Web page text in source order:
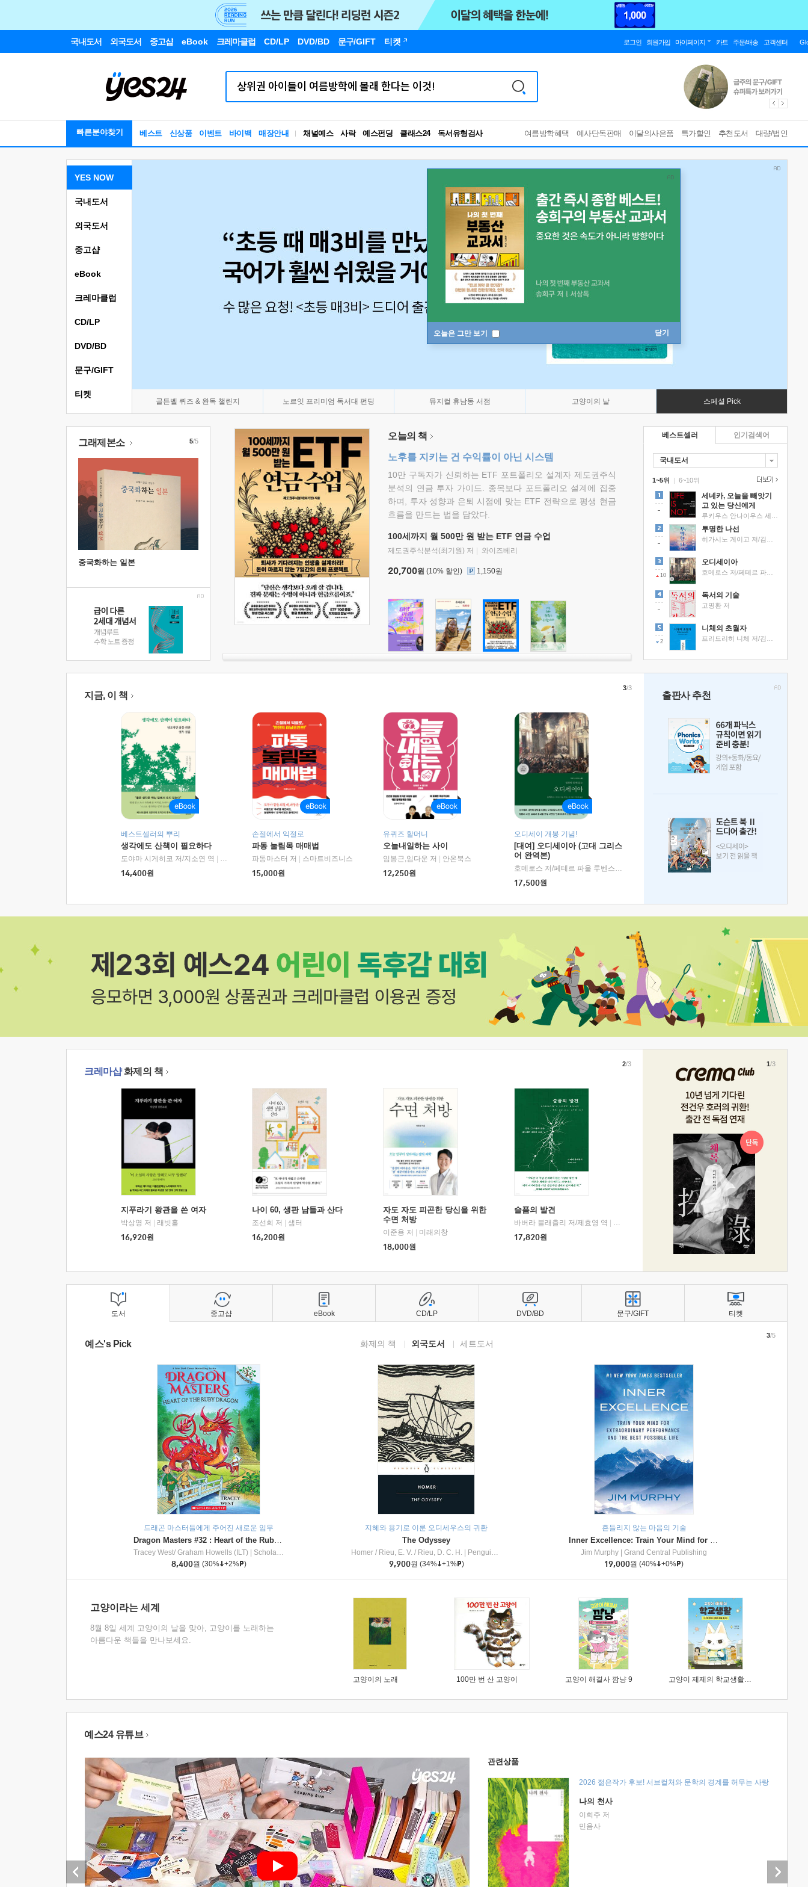
국내도서 외국도서 중고샵 eBook 크레마클럽 CD/LP DVD/BD 문구/GIFT 티켓 로그인 회원가입 마이페이지 카트 주문/배송 고객센터
빠른분야찾기 베스트 신상품 이벤트 바이백 매장안내 채널예스 사락 예스펀딩 클래스24
독서유형검사
RBTI Lab
독서유형검사
여름방학혜택 예사단독판매 이달의사은품 특가할인 추천도서 대량/법인
오늘은 그만 보기 닫기
YES NOW
골든벨 퀴즈 & 완독 챌린지 노르잇 프리미엄 독서대 펀딩 뮤지컬 휴남동 서점 고양이의 날 스페셜 Pick
국내도서
외국도서
중고샵
eBook
크레마클럽
CD/LP
DVD/BD
문구/GIFT
티켓
그래제본소
중국화하는 일본
5/5 오늘의 책
노후를 지키는 건 수익률이 아닌 시스템
10만 구독자가 신뢰하는 ETF 포트폴리오 설계자 제도권주식
분석의 연금 투자 가이드. 종목보다 포트폴리오 설계에 집중
하며, 투자 성향과 은퇴 시점에 맞는 ETF 전략으로 평생 현금
흐름을 만드는 법을 담았다.
100세까지 월 500만 원 받는 ETF 연금 수업
제도권주식분석(최기원) 저 와이즈베리
20,700원 (10% 할인) 1,150원
베스트셀러
국내도서
1~5위 |
세네카, 오늘을 빼앗기
고 있는 당신에게
투명한 나선
10
오디세이아
독서의 기술
고명환 저
2
니체의 초월자
6~10위
인기검색어
지금, 이 책
베스트셀러의 뿌리
생각에도 산책이 필요하다
도야마 시게히코 저/지소연 역
알에이치코리아(RHK)
14,400원
손절에서 익절로
파동 눌림목 매매법
파동마스터 저
스마트비즈니스
15,000원
유퀴즈 할머니
오늘내일하는 사이
임봉근,임다운 저
안온북스
12,250원
오디세이 개봉 기념!
[대여] 오디세이아 (고대 그리스
어 완역본)
호메로스 저/페테르 파울 루벤스 그림/박문재 역
현대지성
17,500원
3/3
출판사 추천
크레마샵화제의 책
지푸라기 왕관을 쓴 여자
박상영 저
래빗홀
16,920원
나이 60, 생판 남들과 산다
조선희 저
샘터
16,200원
자도 자도 피곤한 당신을 위한
수면 처방
이준용 저
미래의창
18,000원
슬픔의 발견
바버라 블래츨리 저/제효영 역
디플롯
17,820원
2/3 1/3
도서
예스's Pick 화제의 책 외국도서 세트도서
드래곤 마스터들에게 주어진 새로운 임무
Dragon Masters #32 : Heart of the Ruby Dragon (A Branches Book)
Tracey West/ Graham Howells (ILT)
Scholastic Inc
8,400원 (30% +2% )
지혜와 용기로 이룬 오디세우스의 귀환
The Odyssey
Homer / Rieu, E. V. / Rieu, D. C. H.
Penguin Group
9,900원 (34% +1% )
흔들리지 않는 마음의 기술
Inner Excellence: Train Your Mind for Extraordinary Performance and the Best Possible Life
Jim Murphy
Grand Central Publishing
19,000원 (40% +0% )
3/5
고양이라는 세계
8월 8일 세계 고양이의 날을 맞아, 고양이를 노래하는
아름다운 책들을 만나보세요.
고양이의 노래 100만 번 산 고양이 고양이 해결사 깜냥 9 고양이 제제의 학교생활 1 : 초등학생이 이렇게 힘들 줄이야
중고샵 eBook CD/LP DVD/BD 문구/GIFT 티켓
예스24 유튜브
관련상품
2026 젊은작가 후보! 서브컬처와 문학의 경계를 허무는 사랑
나의 천사
이희주 저
민음사